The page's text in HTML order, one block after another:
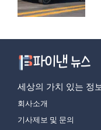
세상의 가치 있는 정
회사소개
기사제보 및 문의